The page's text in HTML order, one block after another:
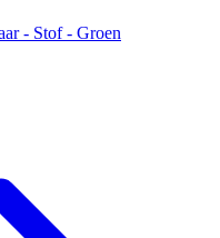
- Stof - Groen